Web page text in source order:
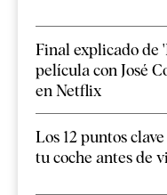
Final explicado de
película con José
en Netflix
Los 12 puntos
tu coche antes de